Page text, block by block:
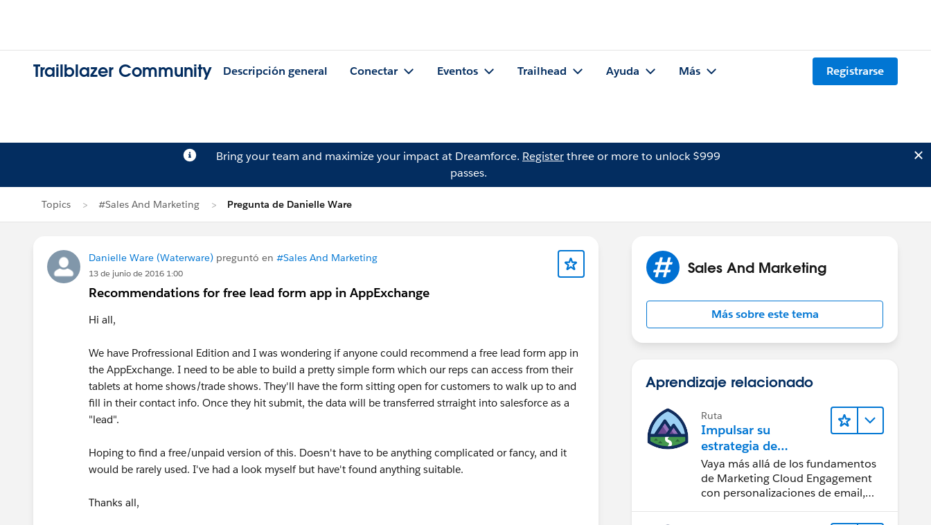
Trailblazer Community Descripción general Conectar Eventos Trailhead Ayuda Más Registrarse
Bring your team and maximize your impact at Dreamforce. Registerthree or more to unlock $999
passes.
Topics #Sales And Marketing Pregunta de Danielle Ware
Danielle Ware (Waterware) preguntó en #Sales And Marketing
13 de junio de 2016 1:00
Recommendations for free lead form app in AppExchange
Hi all,
We have Profressional Edition and I was wondering if anyone could recommend a free lead form app in
the AppExchange. I need to be able to build a pretty simple form which our reps can access from their
tablets at home shows/trade shows. They'll have the form sitting open for customers to walk up to and
fill in their contact info. Once they hit submit, the data will be transferred strraight into salesforce as a
"lead".
Hoping to find a free/unpaid version of this. Doesn't have to be anything complicated or fancy, and it
would be rarely used. I've had a look myself but have't found anything suitable.
Thanks all,
Sales And Marketing
Más sobre este tema
Aprendizaje relacionado
Ruta
Impulsar su
estrategia de
marketing
Vaya más allá de los fundamentos
de Marketing Cloud Engagement
con personalizaciones de email,